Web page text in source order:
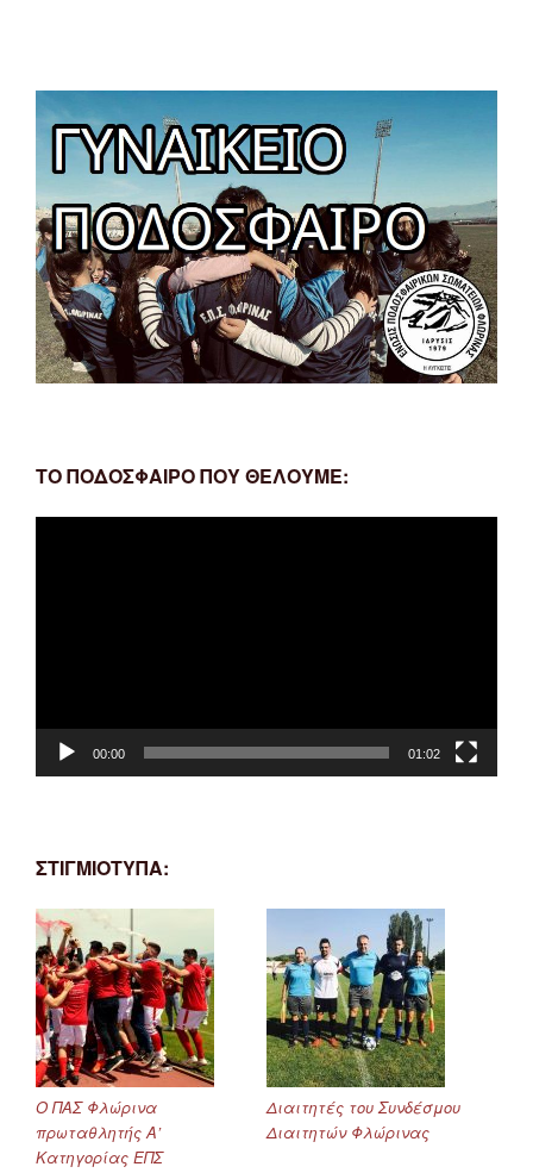
ΤΟ ΠΟΔΟΣΦΑΙΡΟ ΠΟΥ ΘΕΛΟΥΜΕ:
00:00 01:02
ΣΤΙΓΜΙΟΤΥΠΑ:
Ο ΠΑΣ Φλώρινα
πρωταθλητής Α’
Κατηγορίας ΕΠΣ
Διαιτητές του Συνδέσμου
Διαιτητών Φλώρινας